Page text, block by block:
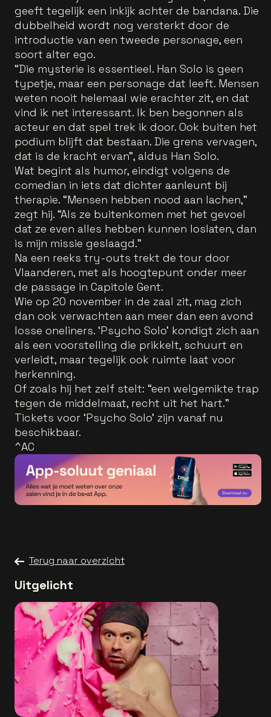
geeft tegelijk een inkijk achter de bandana. Die
dubbelheid wordt nog versterkt door de
introductie van een tweede personage, een
soort alter ego.
“Die mysterie is essentieel. Han Solo is geen
typetje, maar een personage dat leeft. Mensen
weten nooit helemaal wie erachter zit, en dat
vind ik net interessant. Ik ben begonnen als
acteur en dat spel trek ik door. Ook buiten het
podium blijft dat bestaan. Die grens vervagen,
dat is de kracht ervan”, aldus Han Solo.
Wat begint als humor, eindigt volgens de
comedian in iets dat dichter aanleunt bij
therapie. “Mensen hebben nood aan lachen,”
zegt hij. “Als ze buitenkomen met het gevoel
dat ze even alles hebben kunnen loslaten, dan
is mijn missie geslaagd.”
Na een reeks try-outs trekt de tour door
Vlaanderen, met als hoogtepunt onder meer
de passage in Capitole Gent.
Wie op 20 november in de zaal zit, mag zich
dan ook verwachten aan meer dan een avond
losse oneliners. ‘Psycho Solo’ kondigt zich aan
als een voorstelling die prikkelt, schuurt en
verleidt, maar tegelijk ook ruimte laat voor
herkenning.
Of zoals hij het zelf stelt: “een welgemikte trap
tegen de middelmaat, recht uit het hart.”
Tickets voor ‘Psycho Solo’ zijn vanaf nu
beschikbaar.
^AC
Terug naar overzicht
Uitgelicht